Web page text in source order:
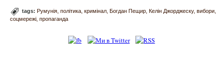
tags:Румунія політика кримінал Богдан Пещир Келін Джорджеску вибори
соцмережі пропаганда